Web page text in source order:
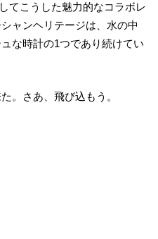
てこうした魅力的なコラボレ
ャンヘリテージは、水の中
な時計の1つであり続けてい
。さあ、飛び込もう。